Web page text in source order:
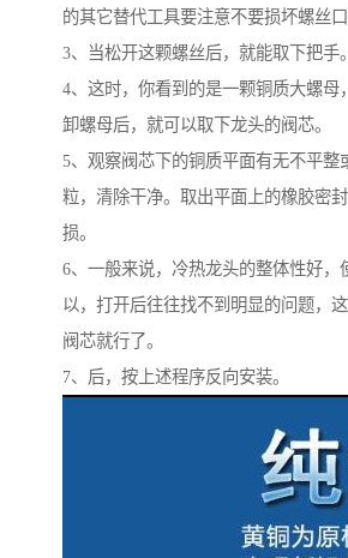
的其它替代工具要注意不要损坏螺丝口
3、当松开这颗螺丝后，就能取下把手。
4、这时，你看到的是一颗铜质大螺母
卸螺母后，就可以取下龙头的阀芯。
5、观察阀芯下的铜质平面有无不平整
粒，清除干净。取出平面上的橡胶密
损。
6、一般来说，冷热龙头的整体性好，
以，打开后往往找不到明显的问题，
阀芯就行了。
7、后，按上述程序反向安装。